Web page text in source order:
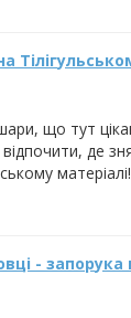
що тут
де
матеріалі!
-